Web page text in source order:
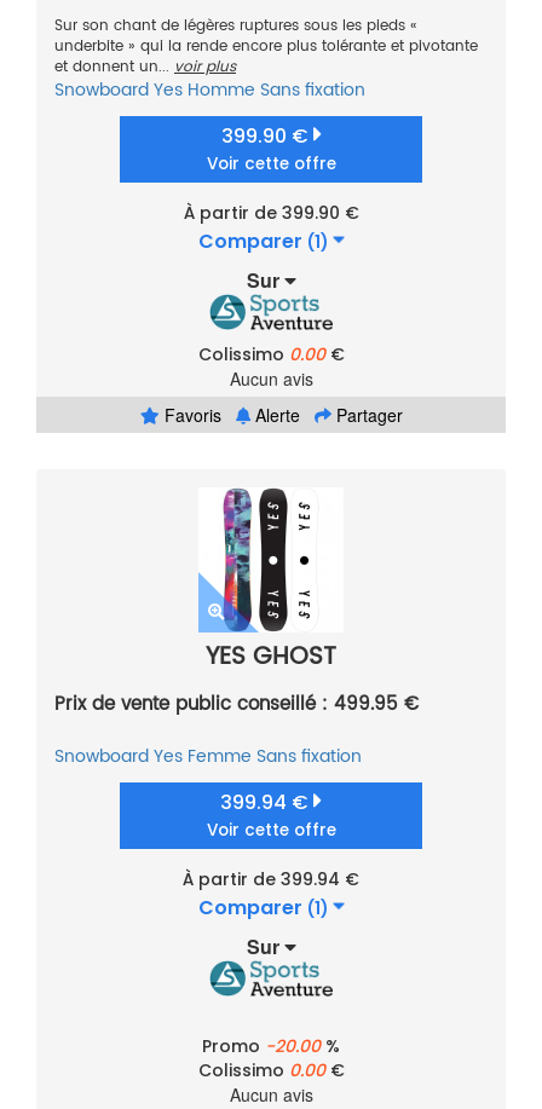
Sur son chant de légères ruptures sous les pieds «
underbite » qui la rende encore plus tolérante et pivotante
et donnent un... voir plus
SnowboardYes Homme Sans fixation
399.90 €
Voir cette offre
À partir de 399.90 €
Comparer (1)
Sur
Colissimo 0.00€
Aucun avis
Favoris
Alerte Partager
YES GHOST
Prix de vente public conseillé : 499.95 €
SnowboardYes Femme Sans fixation
399.94 €
Voir cette offre
À partir de 399.94 €
Comparer (1)
Sur
Promo -20.00%
Colissimo 0.00€
Aucun avis